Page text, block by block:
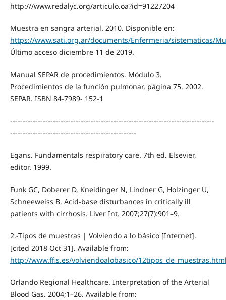
http:///www.redalyc.org/articulo.oa?id=91227204
Muestra en sangra arterial. 2010. Disponible en:
https://www.sati.org.ar/documents/Enfermeria/sistematicas/
Último acceso diciembre 11 de 2019.
Manual SEPAR de procedimientos. Módulo 3.
Procedimientos de la función pulmonar, página 75. 2002.
SEPAR. ISBN 84-7989- 152-1
---------------------------------------------------------------------------------
--------------------------------------------------
Egans. Fundamentals respiratory care. 7th ed. Elsevier,
editor. 1999.
Funk GC, Doberer D, Kneidinger N, Lindner G, Holzinger U,
Schneeweiss B. Acid-base disturbances in critically ill
patients with cirrhosis. Liver Int. 2007;27(7):901–9.
2.-Tipos de muestras | Volviendo a lo básico [Internet].
[cited 2018 Oct 31]. Available from:
http://www.ffis.es/volviendoalobasico/
Orlando Regional Healthcare. Interpretation of the Arterial
Blood Gas. 2004;1–26. Available from: